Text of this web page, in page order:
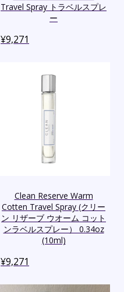
Travel Spray トラベルスプレ
ー
¥9,271
Clean Reserve Warm
Cotten Travel Spray (クリー
ン リザーブ ウオーム コット
ンラベルスプレー） 0.34oz
(10ml)
¥9,271